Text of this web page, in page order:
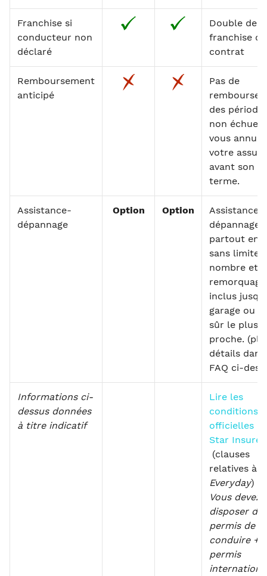
Franchise si
conducteur non
déclaré
Double de
franchise du
contrat
Remboursement
anticipé
Pas de
des
non échues
vous
votre
avant son
terme.
Assistance-
dépannage
Option Option
Assistance
dépannage
partout en
sans limite
nombre et
remorquage
inclus
garage ou
sûr le plus
proche.
détails
FAQ ci-
Informations ci-
dessus données
à titre indicatif
Lire les
conditions
officielles
Star Insure
(clauses
relatives à
Everyday)
Vous devez
disposer
permis de
conduire +
permis